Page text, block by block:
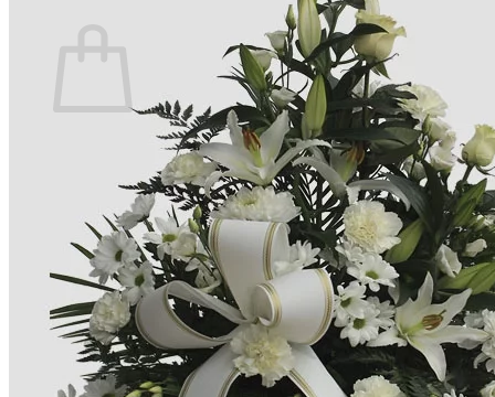
No hay productos en el carrito.
Volver a la tienda